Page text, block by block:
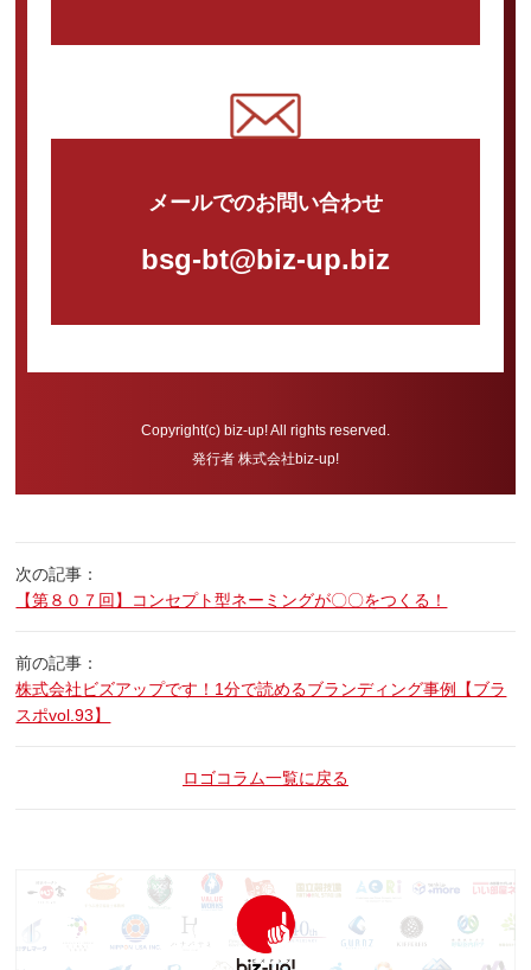
メールでのお問い合わせ
bsg-bt@biz-up.biz
Copyright(c) biz-up! All rights reserved.
発行者 株式会社biz-up!
次の記事：
【第８０７回】コンセプト型ネーミングが〇〇をつくる！
前の記事：
株式会社ビズアップです！1分で読めるブランディング事例【ブラ
スポvol.93】
ロゴコラム一覧に戻る